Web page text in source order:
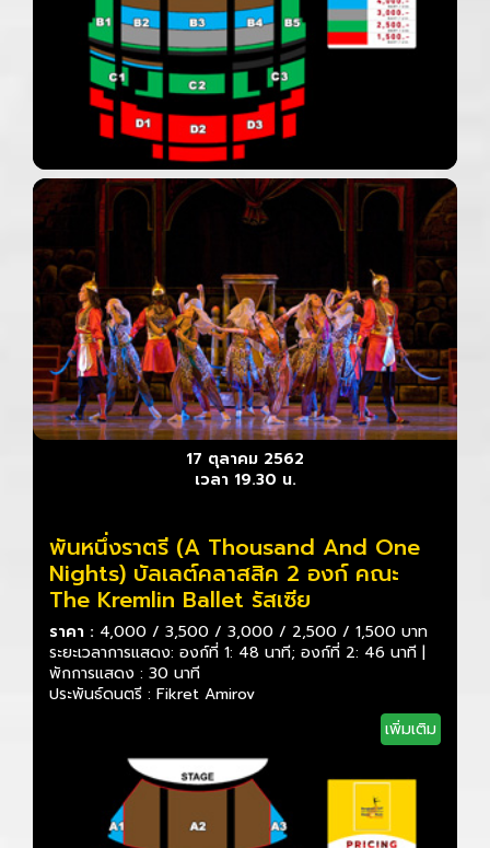
17 ตุลาคม 2562
เวลา 19.30 น.
พันหนึ่งราตรี (A Thousand And One
Nights) บัลเลต์คลาสสิค 2 องก์ คณะ
The Kremlin Ballet รัสเซีย
ราคา : 4,000 / 3,500 / 3,000 / 2,500 / 1,500 บาท
ระยะเวลาการแสดง: องก์ที่ 1: 48 นาที; องก์ที่ 2: 46 นาที |
พักการแสดง : 30 นาที
ประพันธ์ดนตรี : Fikret Amirov
เพิ่มเติม